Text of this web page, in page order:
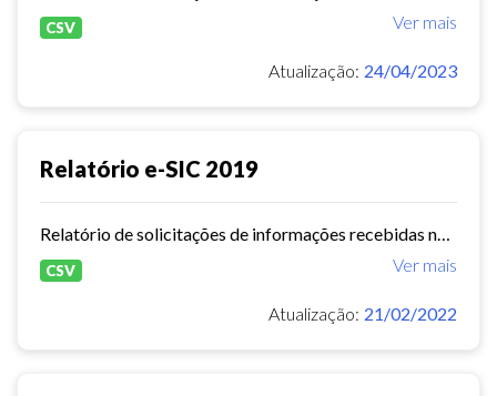
Ver mais
CSV
Atualização: 24/04/2023
Relatório e-SIC 2019
Ver mais
CSV
Atualização: 21/02/2022